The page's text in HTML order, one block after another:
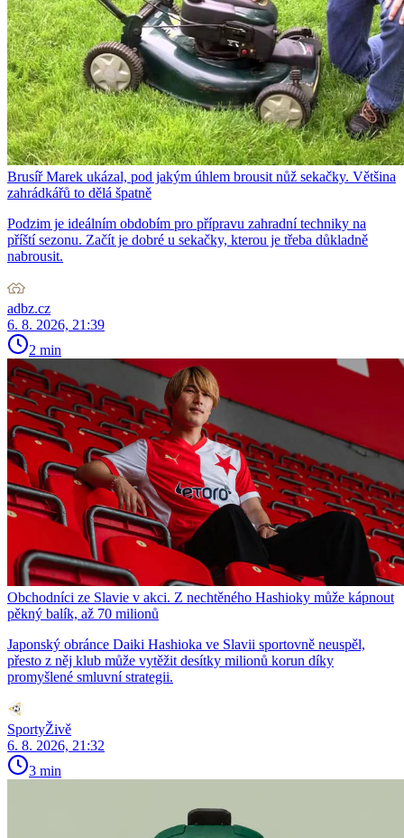
Brusíř Marek ukázal, pod jakým úhlem brousit nůž sekačky. Většina
zahrádkářů to dělá špatně
Podzim je ideálním obdobím pro přípravu zahradní techniky na
příští sezonu. Začít je dobré u sekačky, kterou je třeba důkladně
nabrousit.
adbz.cz
6. 8. 2026, 21:39
2 min
Obchodníci ze Slavie v akci. Z nechtěného Hashioky může kápnout
pěkný balík, až 70 milionů
Japonský obránce Daiki Hashioka ve Slavii sportovně neuspěl,
přesto z něj klub může vytěžit desítky milionů korun díky
promyšlené smluvní strategii.
SportyŽivě
6. 8. 2026, 21:32
3 min